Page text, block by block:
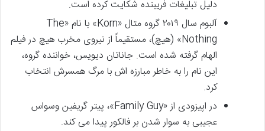
دلیل تبلیغات فریبنده شکایت کرده است.
آلبوم سال ۲۰۱۹ گروه متال «Korn» با نام «The
Nothing» (هیچ)، مستقیماً از نیروی مخرب هیچ در فیلم
الهام گرفته شده است. جاناتان دیویس، خواننده گروه،
این نام را به خاطر مبارزه اش با مرگ همسرش انتخاب
کرد.
در اپیزودی از «Family Guy»، پیتر گریفین وسواس
عجیبی به سوار شدن بر فالکور پیدا می کند.